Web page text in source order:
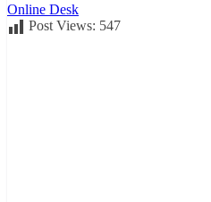
Online Desk
Post Views: 547